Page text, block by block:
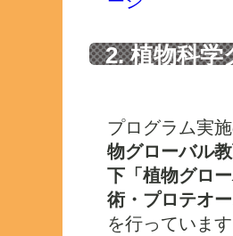
2. 植物科
プログラム実
物グローバル
下「植物グロー
術・プロテオ
を行っていま